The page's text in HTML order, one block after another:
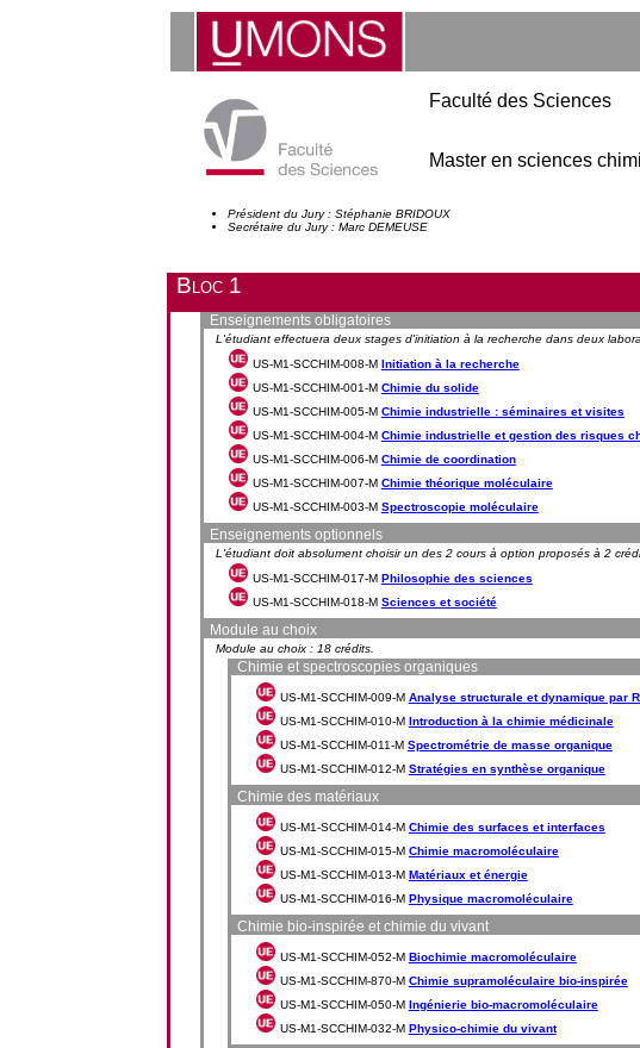
Faculté des Sciences
Master en sciences
Président du Jury : Stéphanie BRIDOUX
Secrétaire du Jury : Marc DEMEUSE
Bloc 1
Enseignements obligatoires
L'étudiant effectuera deux stages d'initiation à la recherche dans deux
US-M1-SCCHIM-008-M Initiation à la recherche
US-M1-SCCHIM-001-M Chimie du solide
US-M1-SCCHIM-005-M Chimie industrielle : séminaires et visites
US-M1-SCCHIM-004-M Chimie industrielle et gestion des risques
US-M1-SCCHIM-006-M Chimie de coordination
US-M1-SCCHIM-007-M Chimie théorique moléculaire
US-M1-SCCHIM-003-M Spectroscopie moléculaire
Enseignements optionnels
L'étudiant doit absolument choisir un des 2 cours à option proposés à 2
US-M1-SCCHIM-017-M Philosophie des sciences
US-M1-SCCHIM-018-M Sciences et société
Module au choix
Module au choix : 18 crédits.
Chimie et spectroscopies organiques
US-M1-SCCHIM-009-M Analyse structurale et dynamique par
US-M1-SCCHIM-010-M Introduction à la chimie médicinale
US-M1-SCCHIM-011-M Spectrométrie de masse organique
US-M1-SCCHIM-012-M Stratégies en synthèse organique
Chimie des matériaux
US-M1-SCCHIM-014-M Chimie des surfaces et interfaces
US-M1-SCCHIM-015-M Chimie macromoléculaire
US-M1-SCCHIM-013-M Matériaux et énergie
US-M1-SCCHIM-016-M Physique macromoléculaire
Chimie bio-inspirée et chimie du vivant
US-M1-SCCHIM-052-M Biochimie macromoléculaire
US-M1-SCCHIM-870-M Chimie supramoléculaire bio-inspirée
US-M1-SCCHIM-050-M Ingénierie bio-macromoléculaire
US-M1-SCCHIM-032-M Physico-chimie du vivant